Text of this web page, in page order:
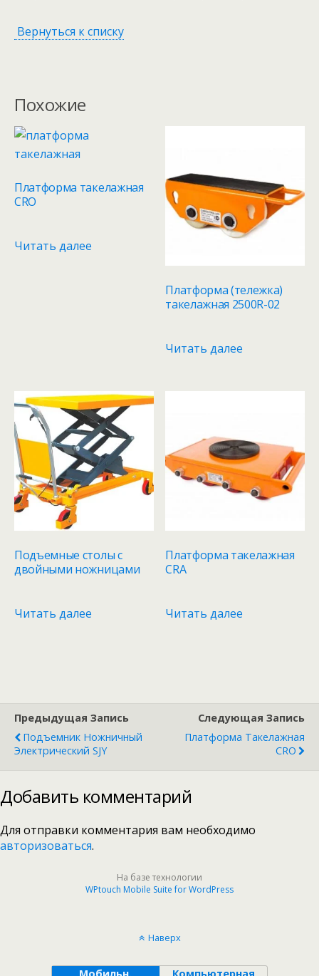
Вернуться к списку
Похожие
Платформа такелажная
CRO
Читать далее
Платформа (тележка)
такелажная 2500R-02
Читать далее
Подъемные столы с
двойными ножницами
Читать далее
Платформа такелажная
CRА
Читать далее
Предыдущая Запись
Подъемник Ножничный
Электрический SJY
Следующая Запись
Платформа Такелажная
CRO
Добавить комментарий
Для отправки комментария вам необходимо
авторизоваться.
На базе технологии
WPtouch Mobile Suite for WordPress
Наверх